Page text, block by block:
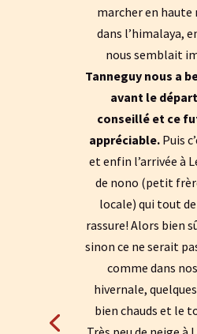
marcher en
dans l’himalaya,
nous semblait
Tanneguy nous a
avant le
conseillé et ce
appréciable.Puis
et enfin l’arrivée à
de nono (petit
locale) qui tout
rassure! Alors bien
sinon ce ne serait
comme dans
hivernale,
bien chauds et le